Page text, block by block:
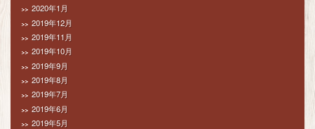
2020年1月
2019年12月
2019年11月
2019年10月
2019年9月
2019年8月
2019年7月
2019年6月
2019年5月